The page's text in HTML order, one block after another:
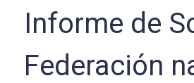
Informe de
Federación